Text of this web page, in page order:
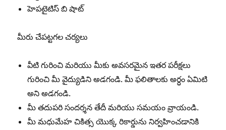
హెపటైటిస్ బి షాట్
మీరు చేపట్టగల చర్యలు
వీటి గురించి మరియు మీకు అవసరమైన ఇతర పరీక్షలు
గురించి మీ వైద్యుడిని అడగండి. మీ ఫలితాలకు అర్ధం ఏమిటి
అని అడగండి.
మీ తదుపరి సందర్శన తేదీ మరియు సమయం వ్రాయండి.
మీ మధుమేహ చికిత్స యొక్క రికార్డును నిర్వహించడానికి